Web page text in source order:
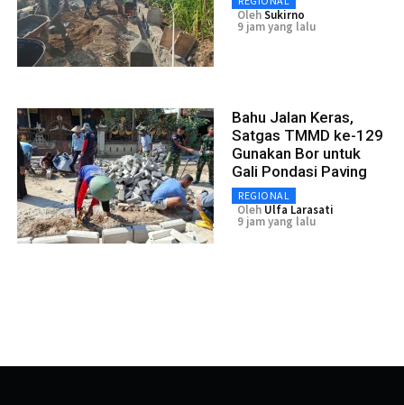
OlehSukirno
9 jam yang lalu
Bahu Jalan Keras,
Satgas TMMD ke-129
Gunakan Bor untuk
Gali Pondasi Paving
REGIONAL
Oleh Ulfa Larasati
9 jam yang lalu